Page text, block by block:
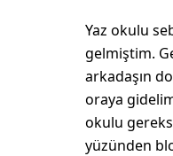
Yaz okulu
gelmiştim.
arkadaşın
oraya
okulu
yüzünden